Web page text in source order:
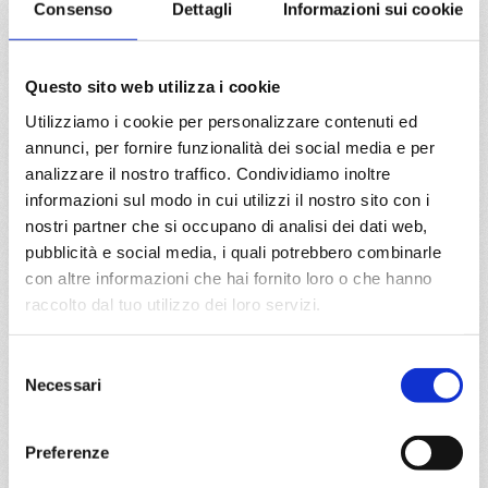
Consenso Dettagli Informazioni sui cookie
Questo sito web utilizza i cookie
Utilizziamo i cookie per personalizzare contenuti ed
annunci, per fornire funzionalità dei social media e per
analizzare il nostro traffico. Condividiamo inoltre
informazioni sul modo in cui utilizzi il nostro sito con i
nostri partner che si occupano di analisi dei dati web,
pubblicità e social media, i quali potrebbero combinarle
con altre informazioni che hai fornito loro o che hanno
raccolto dal tuo utilizzo dei loro servizi.
delNecessari
Preferenze
Civitavecchia, Savona
€ 1.179
a partire da
€ 1.179
DETTAGLI
Mediterraneo
daPalermocon Costa Toscana
Goulette, Palermo